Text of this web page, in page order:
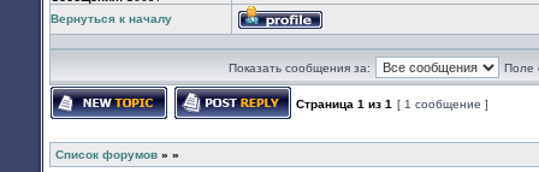
Вернуться к началу
Профиль
Показать сообщения за: Поле
Страница 1 из 1 [ 1 сообщение ]
Список форумов » »